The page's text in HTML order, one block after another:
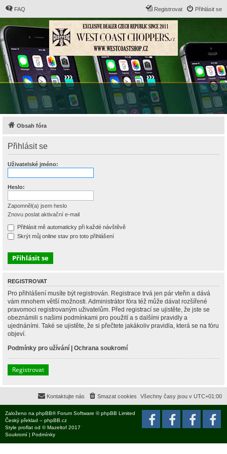
FAQ Přihlásit se
Registrovat
Obsah fóra
Přihlásit se
Uživatelské jméno:
Heslo:
Zapomněl(a) jsem heslo
Znovu poslat aktivační e-mail
Přihlásit mě automaticky při každé návštěvě
Skrýt můj online stav pro toto přihlášení
REGISTROVAT
Pro přihlášení musíte být registrován. Registrace trvá jen pár vteřin a dává
vám mnohem větší možnosti. Administrátor fóra též může dávat rozšířené
pravomoci registrovaným uživatelům. Před registrací se ujistěte, že jste se
obeznámili s našimi podmínkami pro použití a s dalšími pravidly a
ujednáními. Také se ujistěte, že si přečtete jakákoliv pravidla, která se na fóru
objeví.
Podmínky pro užívání | Ochrana soukromí
Registrovat
Všechny časy jsou v UTC+01:00
Smazat cookies
Kontaktujte nás
Založeno na phpBB® Forum Software © phpBB Limited
Český překlad – phpBB.cz
Style proflat od ©Mazeltof 2017
Soukromí | Podmínky